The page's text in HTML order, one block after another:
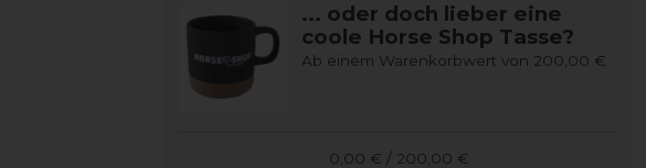
... oder doch lieber eine
coole Horse Shop Tasse?
Ab einem Warenkorbwert von 200,00 €
0,00 € / 200,00 €